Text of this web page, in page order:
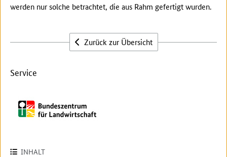
werden nur solche betrachtet, die aus Rahm gefertigt wurden.
Zurück zur Übersicht
Service
INHALT